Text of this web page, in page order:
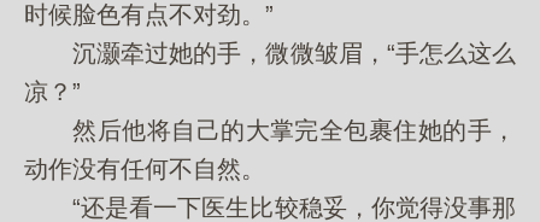
时候脸色有点不对劲。”
沉灏牵过她的手，微微皱眉，“手怎么这么
凉？”
然后他将自己的大掌完全包裹住她的手，
动作没有任何不自然。
“还是看一下医生比较稳妥，你觉得没事那